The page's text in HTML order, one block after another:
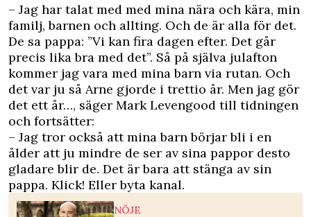
– Jag har talat med med mina nära och kära, min
familj, barnen och allting. Och de är alla för det.
De sa pappa: ”Vi kan fira dagen efter. Det går
precis lika bra med det”. Så på själva julafton
kommer jag vara med mina barn via rutan. Och
det var ju så Arne gjorde i trettio år. Men jag gör
det ett år…, säger Mark Levengood till tidningen
och fortsätter:
– Jag tror också att mina barn börjar bli i en
ålder att ju mindre de ser av sina pappor desto
gladare blir de. Det är bara att stänga av sin
pappa. Klick! Eller byta kanal.
NÖJE